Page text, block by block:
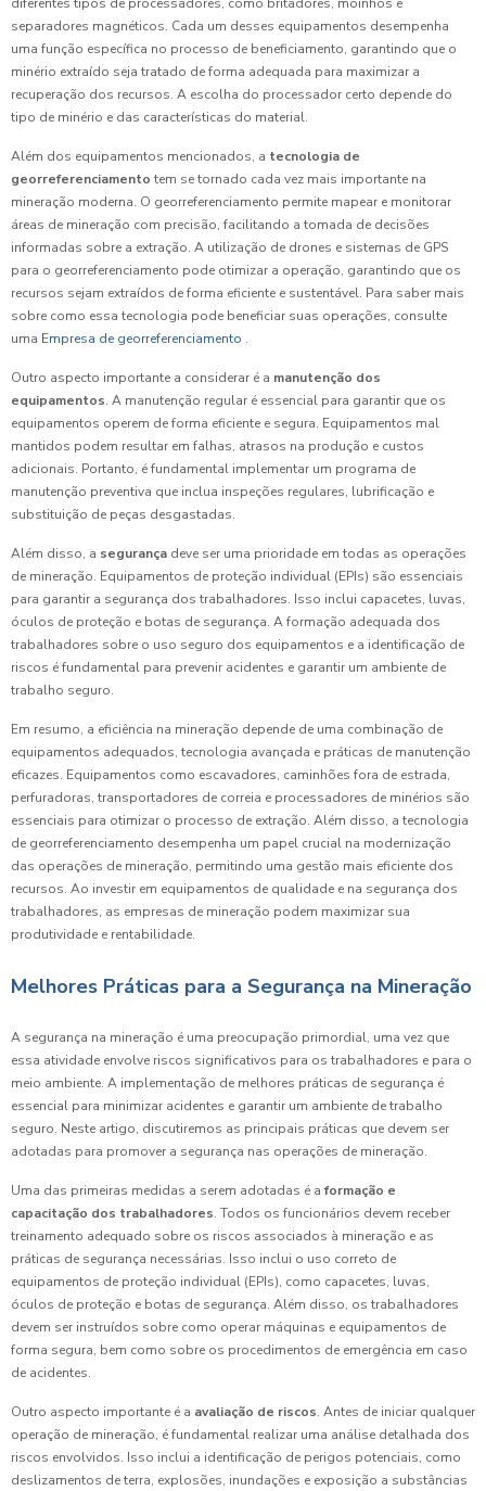
diferentes tipos de processadores, como britadores, moinhos e
separadores magnéticos. Cada um desses equipamentos desempenha
uma função específica no processo de beneficiamento, garantindo que o
minério extraído seja tratado de forma adequada para maximizar a
recuperação dos recursos. A escolha do processador certo depende do
tipo de minério e das características do material.
Além dos equipamentos mencionados, a tecnologia de
georreferenciamento tem se tornado cada vez mais importante na
mineração moderna. O georreferenciamento permite mapear e monitorar
áreas de mineração com precisão, facilitando a tomada de decisões
informadas sobre a extração. A utilização de drones e sistemas de GPS
para o georreferenciamento pode otimizar a operação, garantindo que os
recursos sejam extraídos de forma eficiente e sustentável. Para saber mais
sobre como essa tecnologia pode beneficiar suas operações, consulte
uma Empresa de georreferenciamento .
Outro aspecto importante a considerar é a manutenção dos
equipamentos. A manutenção regular é essencial para garantir que os
equipamentos operem de forma eficiente e segura. Equipamentos mal
mantidos podem resultar em falhas, atrasos na produção e custos
adicionais. Portanto, é fundamental implementar um programa de
manutenção preventiva que inclua inspeções regulares, lubrificação e
substituição de peças desgastadas.
Além disso, a segurança deve ser uma prioridade em todas as operações
de mineração. Equipamentos de proteção individual (EPIs) são essenciais
para garantir a segurança dos trabalhadores. Isso inclui capacetes, luvas,
óculos de proteção e botas de segurança. A formação adequada dos
trabalhadores sobre o uso seguro dos equipamentos e a identificação de
riscos é fundamental para prevenir acidentes e garantir um ambiente de
trabalho seguro.
Em resumo, a eficiência na mineração depende de uma combinação de
equipamentos adequados, tecnologia avançada e práticas de manutenção
eficazes. Equipamentos como escavadores, caminhões fora de estrada,
perfuradoras, transportadores de correia e processadores de minérios são
essenciais para otimizar o processo de extração. Além disso, a tecnologia
de georreferenciamento desempenha um papel crucial na modernização
das operações de mineração, permitindo uma gestão mais eficiente dos
recursos. Ao investir em equipamentos de qualidade e na segurança dos
trabalhadores, as empresas de mineração podem maximizar sua
produtividade e rentabilidade.
Melhores Práticas para a Segurança na Mineração
A segurança na mineração é uma preocupação primordial, uma vez que
essa atividade envolve riscos significativos para os trabalhadores e para o
meio ambiente. A implementação de melhores práticas de segurança é
essencial para minimizar acidentes e garantir um ambiente de trabalho
seguro. Neste artigo, discutiremos as principais práticas que devem ser
adotadas para promover a segurança nas operações de mineração.
Uma das primeiras medidas a serem adotadas é a formação e
capacitação dos trabalhadores. Todos os funcionários devem receber
treinamento adequado sobre os riscos associados à mineração e as
práticas de segurança necessárias. Isso inclui o uso correto de
equipamentos de proteção individual (EPIs), como capacetes, luvas,
óculos de proteção e botas de segurança. Além disso, os trabalhadores
devem ser instruídos sobre como operar máquinas e equipamentos de
forma segura, bem como sobre os procedimentos de emergência em caso
de acidentes.
Outro aspecto importante é a avaliação de riscos. Antes de iniciar qualquer
operação de mineração, é fundamental realizar uma análise detalhada dos
riscos envolvidos. Isso inclui a identificação de perigos potenciais, como
deslizamentos de terra, explosões, inundações e exposição a substâncias